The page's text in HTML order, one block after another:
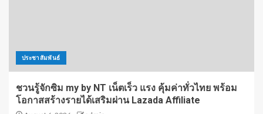
ประชาสัมพันธ์
ชวนรู้จักซิม my by NT เน็ตเร็ว แรง คุ้มค่าทั่วไทย พร้อม
โอกาสสร้างรายได้เสริมผ่าน Lazada Affiliate